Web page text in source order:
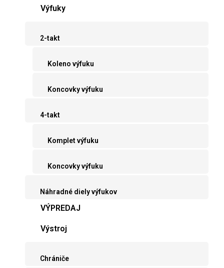
Výfuky
2-takt
Koleno výfuku
Koncovky výfuku
4-takt
Komplet výfuku
Koncovky výfuku
Náhradné diely výfukov
VÝPREDAJ
Výstroj
Chrániče